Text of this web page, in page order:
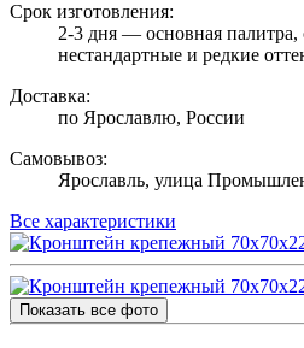
Срок изготовления:
2-3 дня — основная
нестандартные и редкие
Доставка:
по Ярославлю, России
Самовывоз:
Ярославль, улица
Все характеристики
Показать все фото